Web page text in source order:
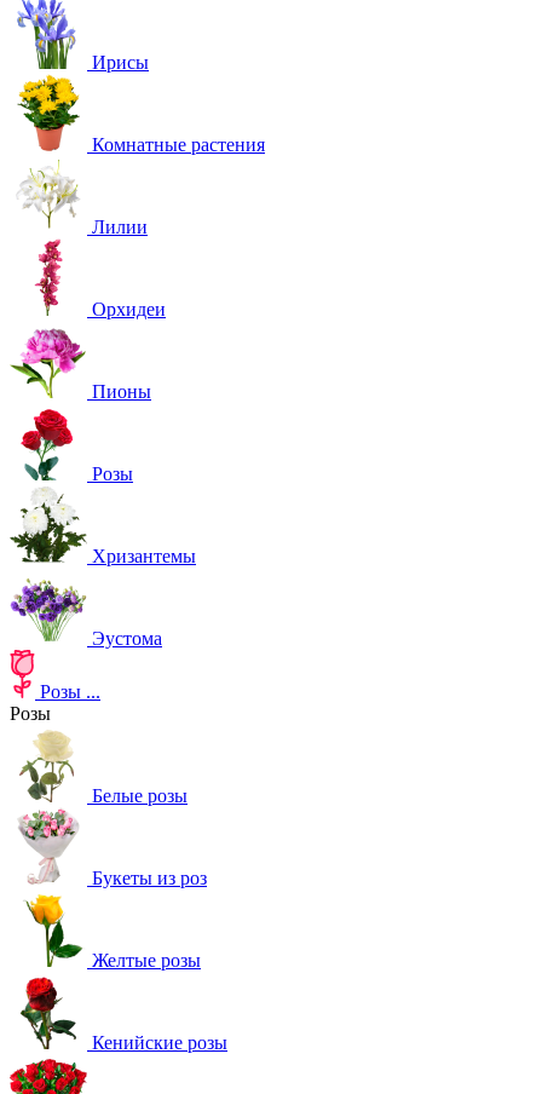
Ирисы
Комнатные растения
Лилии
Орхидеи
Пионы
Розы
Хризантемы
Эустома
Розы ...
Розы
Белые розы
Букеты из роз
Желтые розы
Кенийские розы